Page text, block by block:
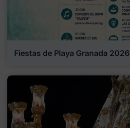
Fiestas de Playa Granada 2026